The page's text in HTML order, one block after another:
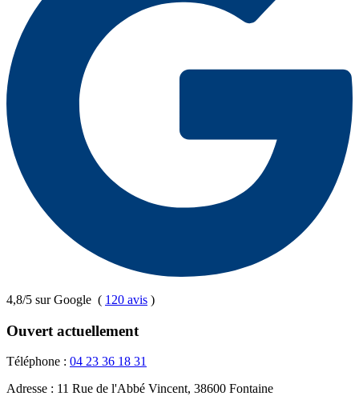
4,8/5 sur Google ( 120 avis )
Ouvert actuellement
Téléphone : 04 23 36 18 31
Adresse : 11 Rue de l'Abbé Vincent, 38600 Fontaine